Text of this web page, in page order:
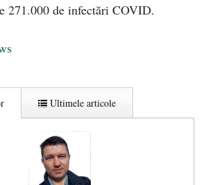
271.000 de infectări COVID.
Ultimele articole